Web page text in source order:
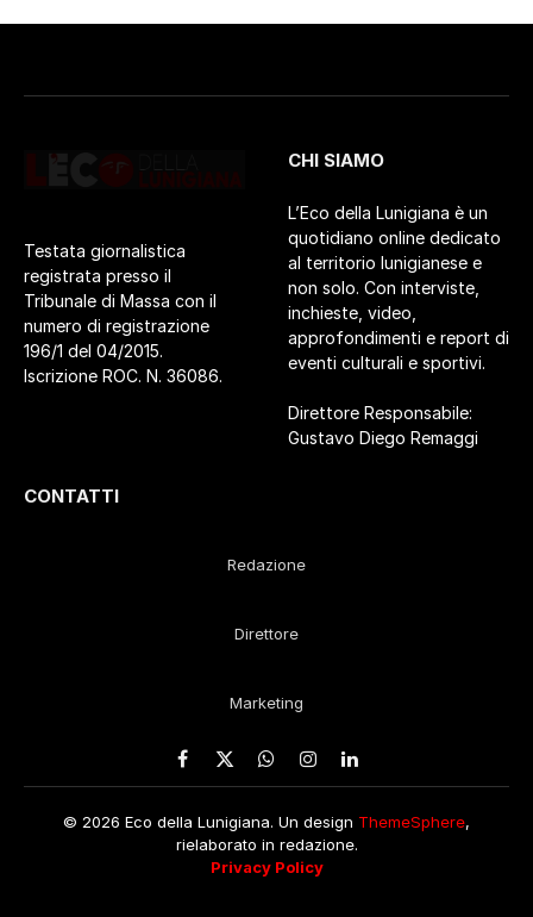
Testata giornalistica
registrata presso il
Tribunale di Massa con il
numero di registrazione
196/1 del 04/2015.
Iscrizione ROC. N. 36086.
CHI SIAMO
L’Eco della Lunigiana è un
quotidiano online dedicato
al territorio lunigianese e
non solo. Con interviste,
inchieste, video,
approfondimenti e report di
eventi culturali e sportivi.
Direttore Responsabile:
Gustavo Diego Remaggi
CONTATTI
Redazione
Direttore
Marketing
Facebook
X
WhatsApp
Instagram
LinkedIn
© 2026 Eco della Lunigiana. Un design ThemeSphere,
rielaborato in redazione.
Privacy Policy